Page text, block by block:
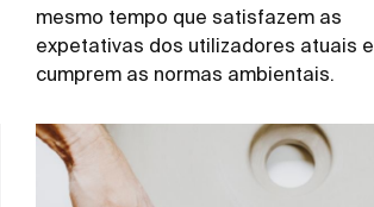
mesmo tempo que satisfazem as
expetativas dos utilizadores atuais e
cumprem as normas ambientais.